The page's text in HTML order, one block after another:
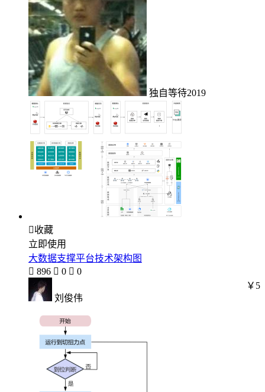
独自等待2019
收藏
立即使用
大数据支撑平台技术架构图
 896  0  0
刘俊伟
￥5